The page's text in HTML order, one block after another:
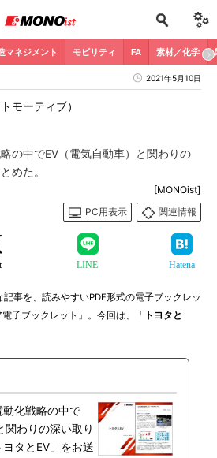
マネジメント モビリティ FA 素材／化学
2021年5月10日
モーティブ）
の中でEV（電気自動車）と関わりの
めた。
[MONOist]
PC用表示
関連情報
LINE Hatena
事を、読みやすいPDF形式の電子ブックレッ
子ブックレット」。今回は、「
トヨタと
化戦略の中で
関わりの深い取り
タとEV」をお送